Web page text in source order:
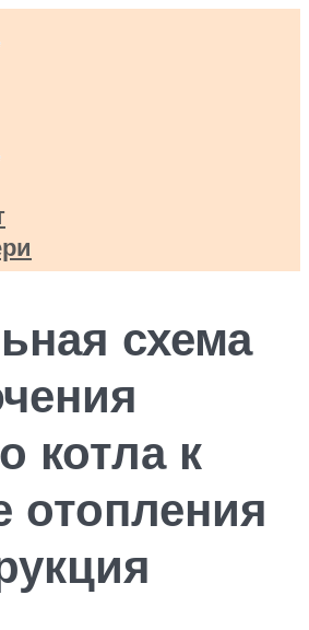
схема
котла к
отопления